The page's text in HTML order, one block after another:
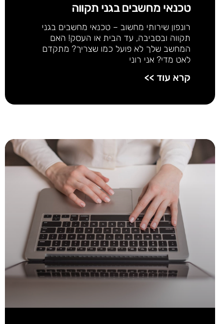
טכנאי מחשבים בגני תקווה
רונפון שירותי מחשוב – טכנאי מחשבים בגני
תקווה ובסביבה, עד הבית או העסק! האם
המחשב שלך לא פועל כמו שצריך? מתקדם
לאט מדי? אני רוני
קרא עוד >>